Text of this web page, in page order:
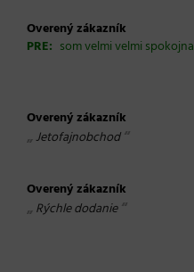
Overený zákazník
PRE: som velmi velmi spokojna
Overený zákazník
„ Jetofajnobchod“
Overený zákazník
„ Rýchle dodanie“